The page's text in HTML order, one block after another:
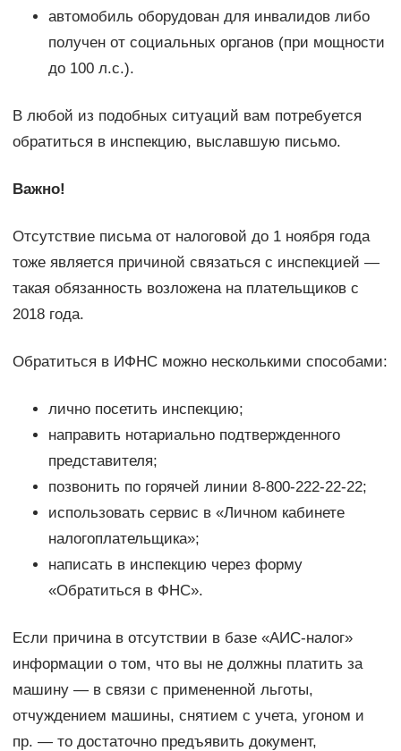
автомобиль оборудован для инвалидов либо
получен от социальных органов (при мощности
до 100 л.с.).
В любой из подобных ситуаций вам потребуется
обратиться в инспекцию, выславшую письмо.
Важно!
Отсутствие письма от налоговой до 1 ноября года
тоже является причиной связаться с инспекцией —
такая обязанность возложена на плательщиков с
2018 года.
Обратиться в ИФНС можно несколькими способами:
лично посетить инспекцию;
направить нотариально подтвержденного
представителя;
позвонить по горячей линии 8-800-222-22-22;
использовать сервис в «Личном кабинете
налогоплательщика»;
написать в инспекцию через форму
«Обратиться в ФНС».
Если причина в отсутствии в базе «АИС-налог»
информации о том, что вы не должны платить за
машину — в связи с примененной льготы,
отчуждением машины, снятием с учета, угоном и
пр. — то достаточно предъявить документ,